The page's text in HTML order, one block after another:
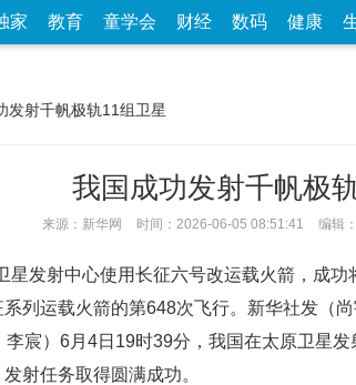
家 教育 童学会 财经 数码 健康
发射千帆极轨11组卫星
我国成功发射千帆极
来源：新华网 时间：2026-06-05 08:51:41 编辑
星发射中心使用长征六号改运载火箭，成
列运载火箭的第648次飞行。新华社发（尚
宸）6月4日19时39分，我国在太原卫星
射任务取得圆满成功。